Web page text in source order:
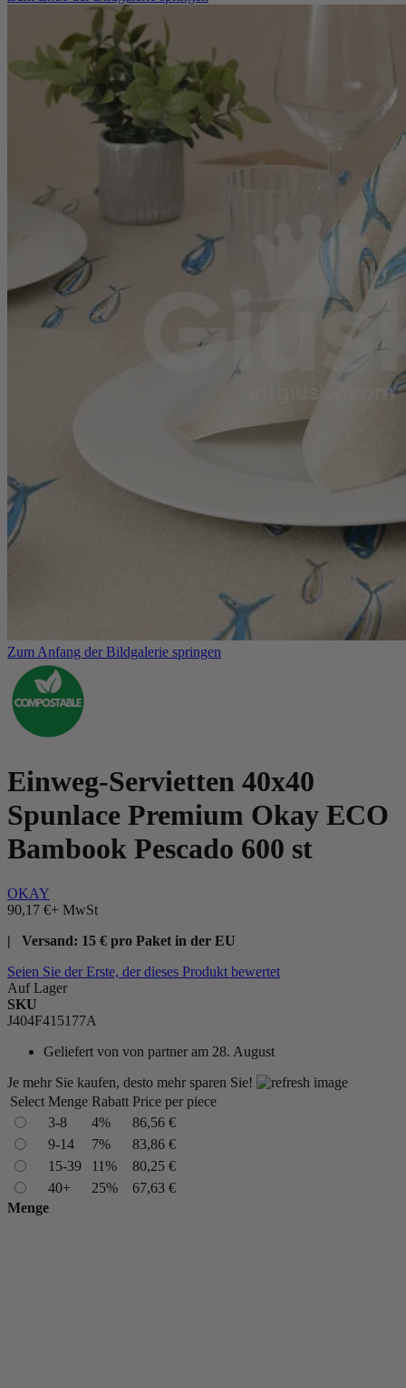
Zum Anfang der Bildgalerie springen
Einweg-Servietten 40x40
Spunlace Premium Okay ECO
Bambook Pescado 600 st
OKAY
90,17 €+ MwSt
| Versand: 15 € pro Paket in der EU
Seien Sie der Erste, der dieses Produkt bewertet
Auf Lager
SKU
J404F415177A
Geliefert von von partner am 28. August
Je mehr Sie kaufen, desto mehr sparen Sie!
Select Menge Rabatt Price per piece
3-8
4%
86,56 €
9-14
7%
83,86 €
15-39
11%
80,25 €
40+
25%
67,63 €
Menge